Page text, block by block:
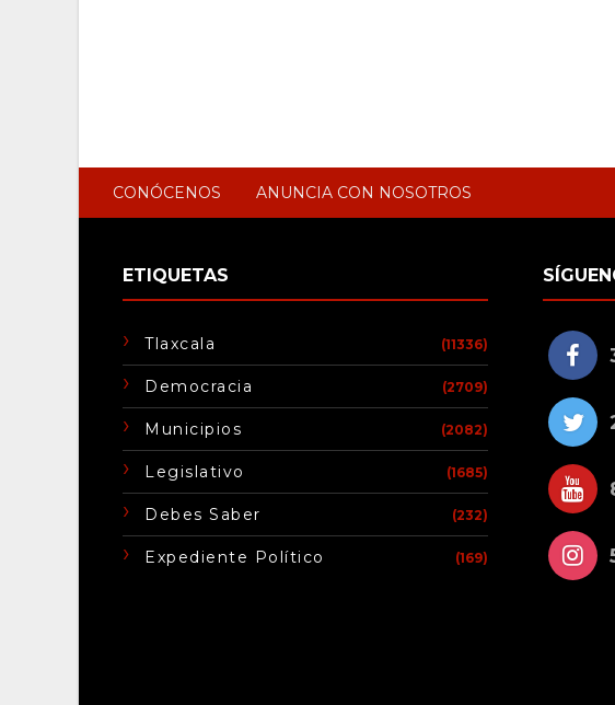
CONÓCENOS ANUNCIA CON NOSOTROS
ETIQUETAS
Tlaxcala (11336)
Democracia (2709)
Municipios (2082)
Legislativo (1685)
Debes Saber (232)
Expediente Político (169)